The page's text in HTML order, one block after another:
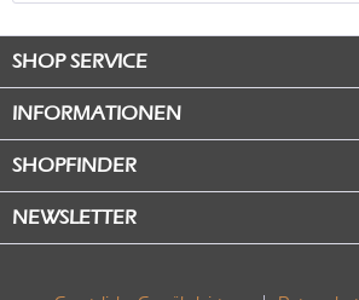
SHOP SERVICE
INFORMATIONEN
SHOPFINDER
NEWSLETTER